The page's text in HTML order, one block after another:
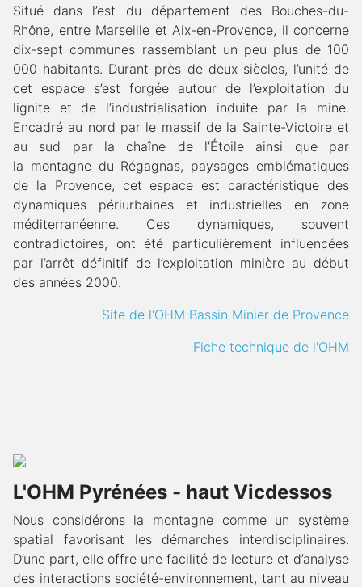
Situé dans l’est du département des Bouches-du-
Rhône, entre Marseille et Aix-en-Provence, il concerne
dix-sept communes rassemblant un peu plus de 100
000 habitants. Durant près de deux siècles, l’unité de
cet espace s’est forgée autour de l’exploitation du
lignite et de l’industrialisation induite par la mine.
Encadré au nord par le massif de la Sainte-Victoire et
au sud par la chaîne de l’Étoile ainsi que par
la montagne du Régagnas, paysages emblématiques
de la Provence, cet espace est caractéristique des
dynamiques périurbaines et industrielles en zone
méditerranéenne. Ces dynamiques, souvent
contradictoires, ont été particulièrement influencées
par l’arrêt définitif de l’exploitation minière au début
des années 2000.
Site de l'OHM Bassin Minier de Provence
Fiche technique de l'OHM
L'OHM Pyrénées - haut Vicdessos
Nous considérons la montagne comme un système
spatial favorisant les démarches interdisciplinaires.
D’une part, elle offre une facilité de lecture et d’analyse
des interactions société-environnement, tant au niveau